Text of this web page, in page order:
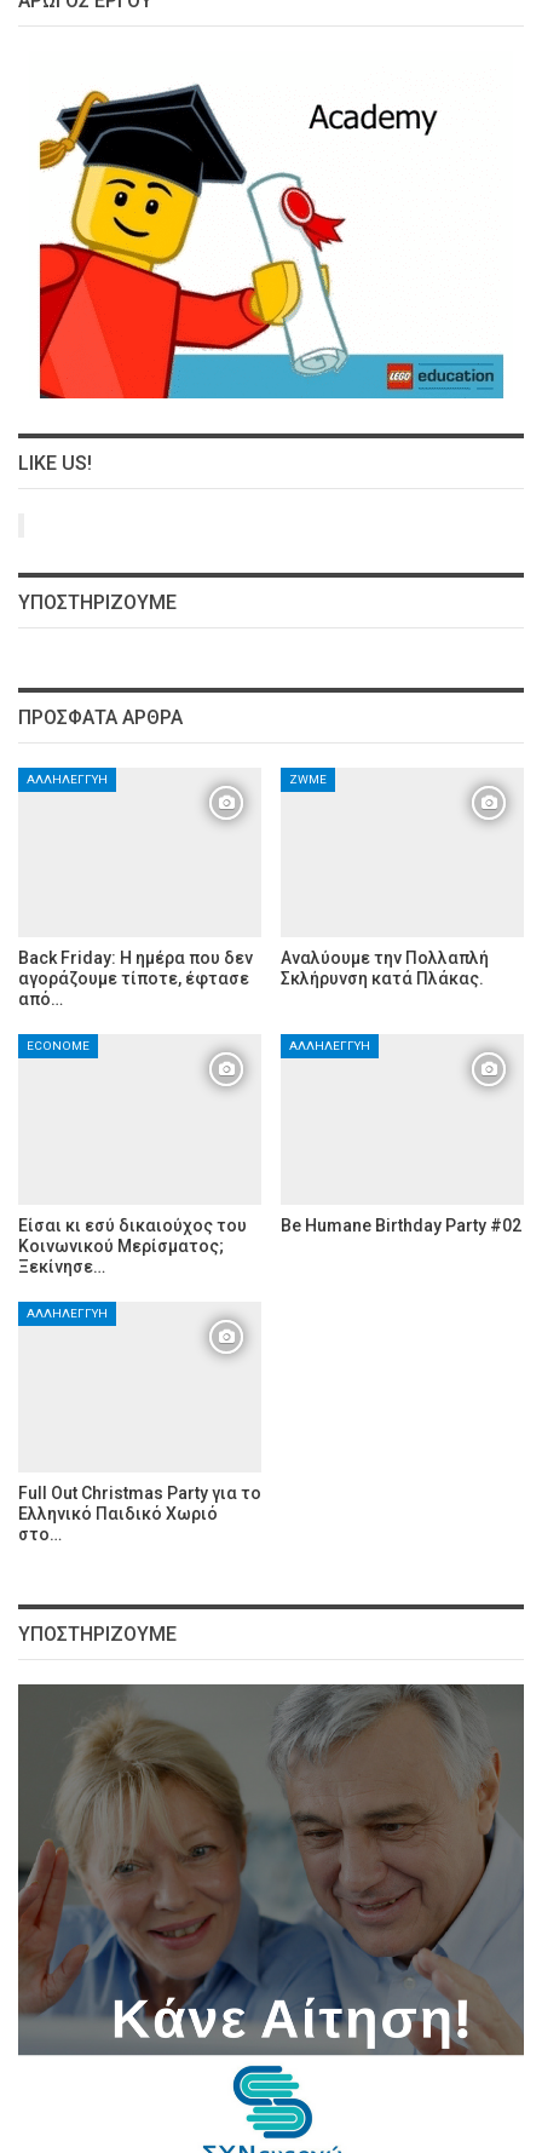
LIKE US!
ΥΠΟΣΤΗΡΊΖΟΥΜΕ
ΠΡΌΣΦΑΤΑ ΆΡΘΡΑ
ΑΛΛΗΛΕΓΓΎΗ
Back Friday: H ημέρα που δεν
αγοράζουμε τίποτε, έφτασε
από…
ZWME
Αναλύουμε την Πολλαπλή
Σκλήρυνση κατά Πλάκας.
ECONOME
Είσαι κι εσύ δικαιούχος του
Κοινωνικού Μερίσματος;
Ξεκίνησε…
ΑΛΛΗΛΕΓΓΎΗ
Be Humane Birthday Party #02
ΑΛΛΗΛΕΓΓΎΗ
Full Out Christmas Party για το
Ελληνικό Παιδικό Χωριό
στο…
ΥΠΟΣΤΗΡΊΖΟΥΜΕ